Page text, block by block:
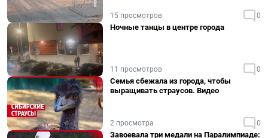
15 просмотров 0
Ночные танцы в центре города
11 просмотров 0
Семья сбежала из города, чтобы
выращивать страусов. Видео
2 просмотра 0
Завоевала три медали на Паралимпиаде: